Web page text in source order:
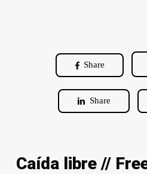
Share
Share
Caída libre //